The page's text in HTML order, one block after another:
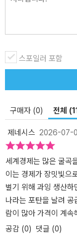
다. 이때 미래를 네 가
자산의 향방을 살펴
고, 개인의 투자에 미
서도 안정적인 돌파구
나리오는 서로 긴밀하
고리를 이해하게 되
얻게 될 것이다. 《부
대한 해답이자, 흔들
지도다.
스포일러 포함
구매자 (0) 전체
제네시스 2026-07-
세계경제는 많은 굴곡
이는 경제가 장밋빛으
벌기 위해 과잉 생산
나라는 포탄을 날려
람이 많아 가격이 계속
공감 (0) 댓글 (0)